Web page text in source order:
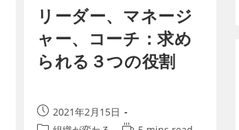
リーダー、マネージ
ャー、コーチ：求め
られる３つの役割
2021年2月15日